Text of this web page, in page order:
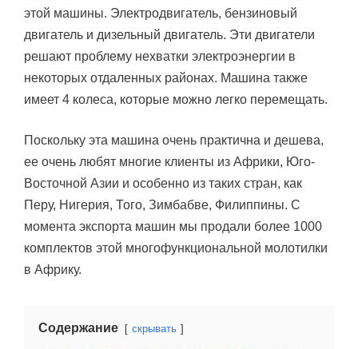
этой машины. Электродвигатель, бензиновый
двигатель и дизельный двигатель. Эти двигатели
решают проблему нехватки электроэнергии в
некоторых отдаленных районах. Машина также
имеет 4 колеса, которые можно легко перемещать.
Поскольку эта машина очень практична и дешева,
ее очень любят многие клиенты из Африки, Юго-
Восточной Азии и особенно из таких стран, как
Перу, Нигерия, Того, Зимбабве, Филиппины. С
момента экспорта машин мы продали более 1000
комплектов этой многофункциональной молотилки
в Африку.
Содержание скрывать